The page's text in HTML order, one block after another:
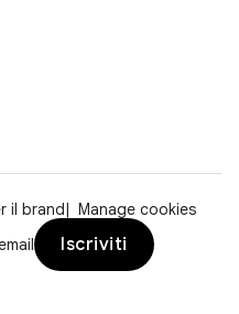
il brand
Manage cookies
Iscriviti